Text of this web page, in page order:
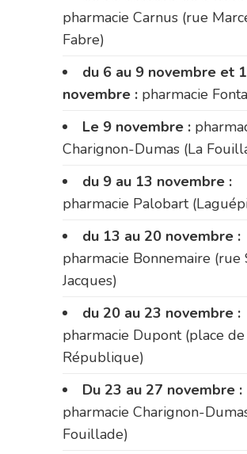
pharmacie Carnus (rue
Fabre)
du 6 au 9 novembre et
novembre : pharmacie
Le 9 novembre :
Charignon-Dumas (La
du 9 au 13 novembre :
pharmacie Palobart
du 13 au 20 novembre :
pharmacie Bonnemaire (rue
Jacques)
du 20 au 23 novembre :
pharmacie Dupont (place
République)
Du 23 au 27 novembre :
pharmacie Charignon-
Fouillade)